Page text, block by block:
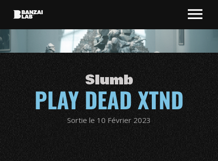
Slumb
PLAY DEAD XTND
Sortie le 10 Février 2023